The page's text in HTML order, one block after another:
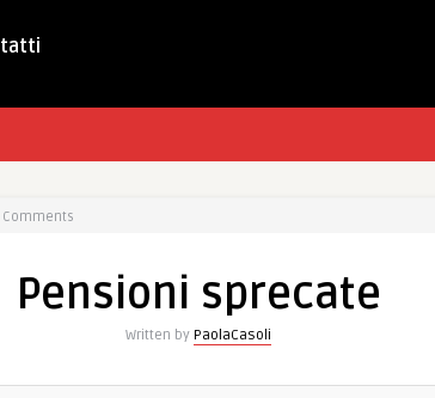
Comments
Pensioni sprecate
Written by PaolaCasoli